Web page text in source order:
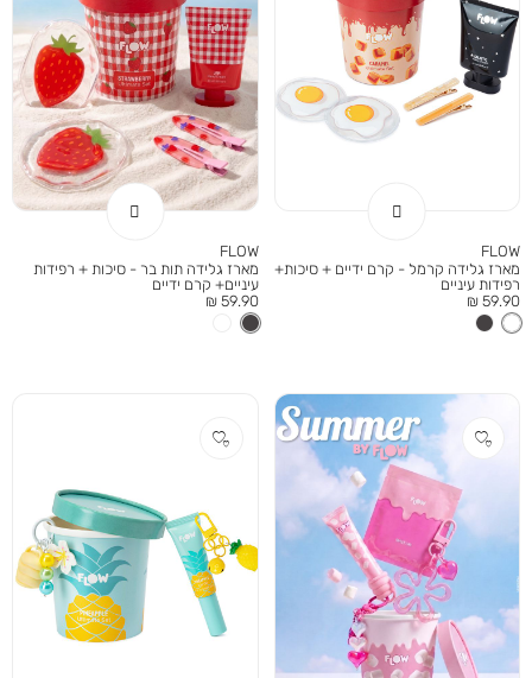
FLOW
מארז גלידה קרמל - קרם ידיים + סיכות+
רפידות עיניים
מחיר
מוצר
59.90 ₪
FLOW
מארז גלידה תות בר - סיכות + רפידות
עיניים+ קרם ידיים
מחיר
מוצר
59.90 ₪